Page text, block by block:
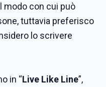
modo con cui può
tuttavia preferisco
lo scrivere
in “Live Like Line”,